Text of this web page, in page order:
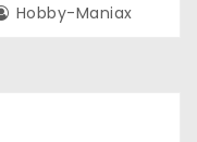
Hobby-Maniax